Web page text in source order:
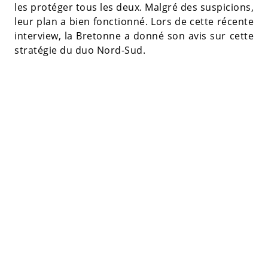
les protéger tous les deux. Malgré des suspicions,
leur plan a bien fonctionné. Lors de cette récente
interview, la Bretonne a donné son avis sur cette
stratégie du duo Nord-Sud.